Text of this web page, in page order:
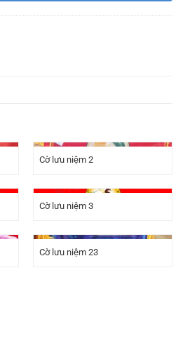
Cờ lưu niệm 2
Cờ lưu niệm 3
Cờ lưu niệm 23